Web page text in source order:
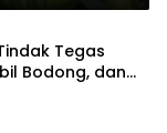
Tegas
Bodong, dan